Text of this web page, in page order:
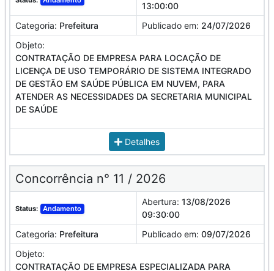
13:00:00
Categoria: Prefeitura Publicado em: 24/07/2026
Objeto:
CONTRATAÇÃO DE EMPRESA PARA LOCAÇÃO DE
LICENÇA DE USO TEMPORÁRIO DE SISTEMA INTEGRADO
DE GESTÃO EM SAÚDE PÚBLICA EM NUVEM, PARA
ATENDER AS NECESSIDADES DA SECRETARIA MUNICIPAL
DE SAÚDE
Detalhes
Concorrência n° 11 / 2026
Status: Andamento
Abertura: 13/08/2026
09:30:00
Categoria: Prefeitura Publicado em: 09/07/2026
Objeto:
CONTRATAÇÃO DE EMPRESA ESPECIALIZADA PARA